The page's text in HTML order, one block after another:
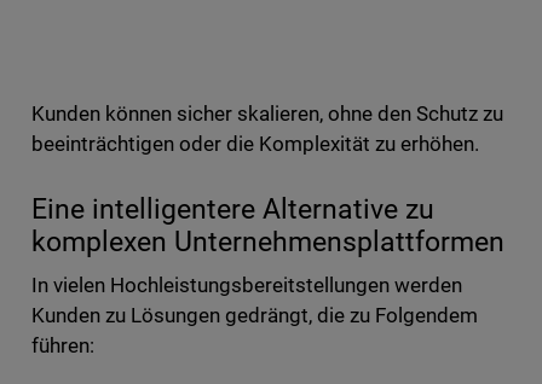
Kunden können sicher skalieren, ohne den Schutz zu
beeinträchtigen oder die Komplexität zu erhöhen.
Eine intelligentere Alternative zu
komplexen Unternehmensplattformen
In vielen Hochleistungsbereitstellungen werden
Kunden zu Lösungen gedrängt, die zu Folgendem
führen: